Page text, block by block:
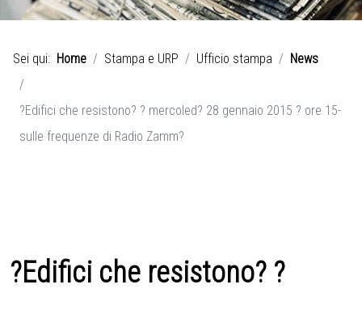
Sei qui: Home Stampa e URP Ufficio stampa News
?Edifici che resistono? ? mercoled? 28 gennaio 2015 ? ore 15-
sulle frequenze di Radio Zamm?
?Edifici che resistono? ?